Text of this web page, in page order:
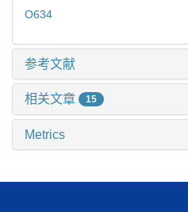
O634
参考文献
相关文章 15
Metrics